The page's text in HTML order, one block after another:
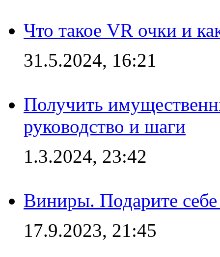
Что такое VR очки и
31.5.2024, 16:21
Получить
руководство и шаги
1.3.2024, 23:42
Виниры. Подарите
17.9.2023, 21:45